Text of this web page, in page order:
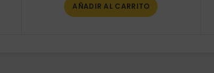
AÑADIR AL CARRITO